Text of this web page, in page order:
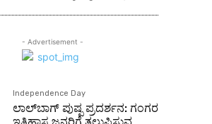
- Advertisement -
Independence Day
ಲಾಲ್‌ಬಾಗ್ ಪುಷ್ಪ ಪ್ರದರ್ಶನ: ಗಂಗರ